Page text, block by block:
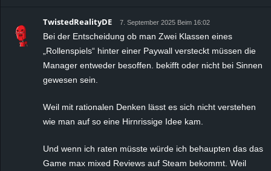
TwistedRealityDE 7. September 2025 Beim 16:02
Bei der Entscheidung ob man Zwei Klassen eines
„Rollenspiels“ hinter einer Paywall versteckt müssen die
Manager entweder besoffen. bekifft oder nicht bei Sinnen
gewesen sein.
Weil mit rationalen Denken lässt es sich nicht verstehen
wie man auf so eine Hirnrissige Idee kam.
Und wenn ich raten müsste würde ich behaupten das das
Game max mixed Reviews auf Steam bekommt. Weil